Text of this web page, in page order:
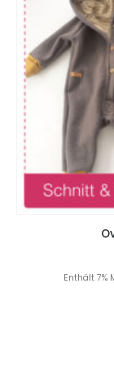
Enthält 7%